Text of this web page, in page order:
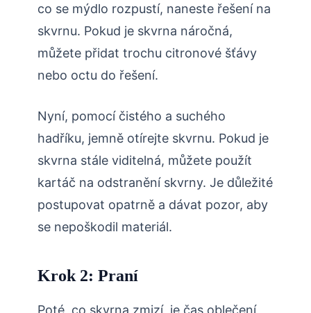
co se mýdlo rozpustí, naneste řešení na
skvrnu. Pokud je skvrna náročná,
můžete přidat trochu citronové šťávy
nebo octu do řešení.
Nyní, pomocí čistého a suchého
hadříku, jemně otírejte skvrnu. Pokud je
skvrna stále viditelná, můžete použít
kartáč na odstranění skvrny. Je důležité
postupovat opatrně a dávat pozor, aby
se nepoškodil materiál.
Krok 2: Praní
Poté, co skvrna zmizí, je čas oblečení